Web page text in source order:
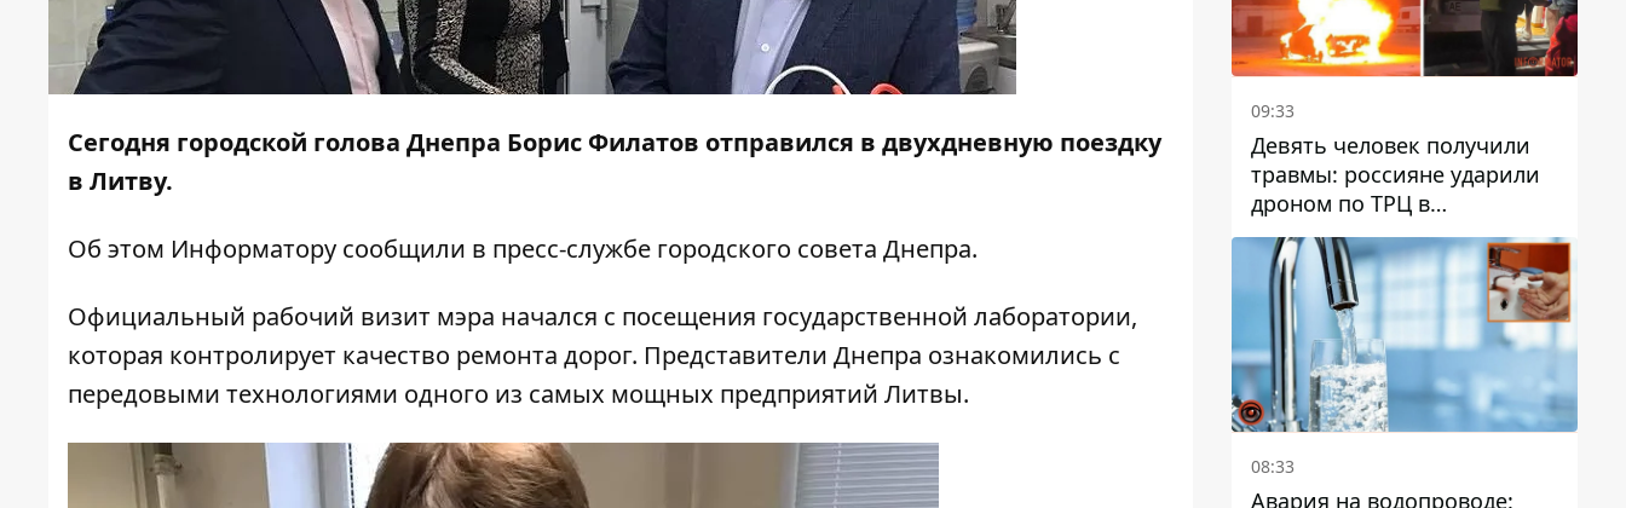
Сегодня городской голова Днепра Борис Филатов отправился в двухдневную поездку
в Литву.
Об этом Информатору сообщили в пресс-службе городского совета Днепра.
Официальный рабочий визит мэра начался с посещения государственной лаборатории,
которая контролирует качество ремонта дорог. Представители Днепра ознакомились с
передовыми технологиями одного из самых мощных предприятий Литвы.
09:33
Девять человек получили
травмы: россияне ударили
дроном по ТРЦ в
Павлограде, будет ли
работать заведение в
дальнейшем
08:33
Авария на водопроводе: